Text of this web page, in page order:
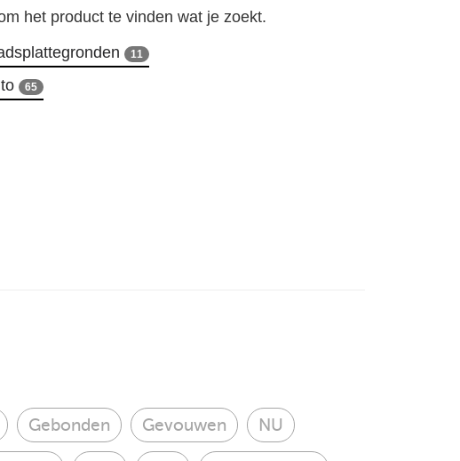
het product te vinden wat je zoekt.
11
65
Gebonden Gevouwen NU